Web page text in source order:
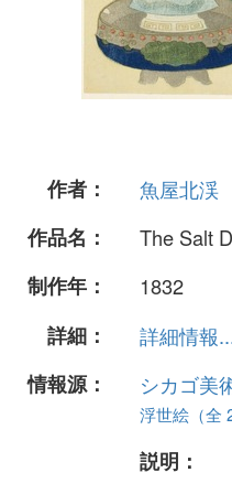
作者：
魚屋北渓
作品名：
The Salt
制作年：
1832
詳細：
詳細情報
情報源：
シカゴ美
浮世絵（全
説明：